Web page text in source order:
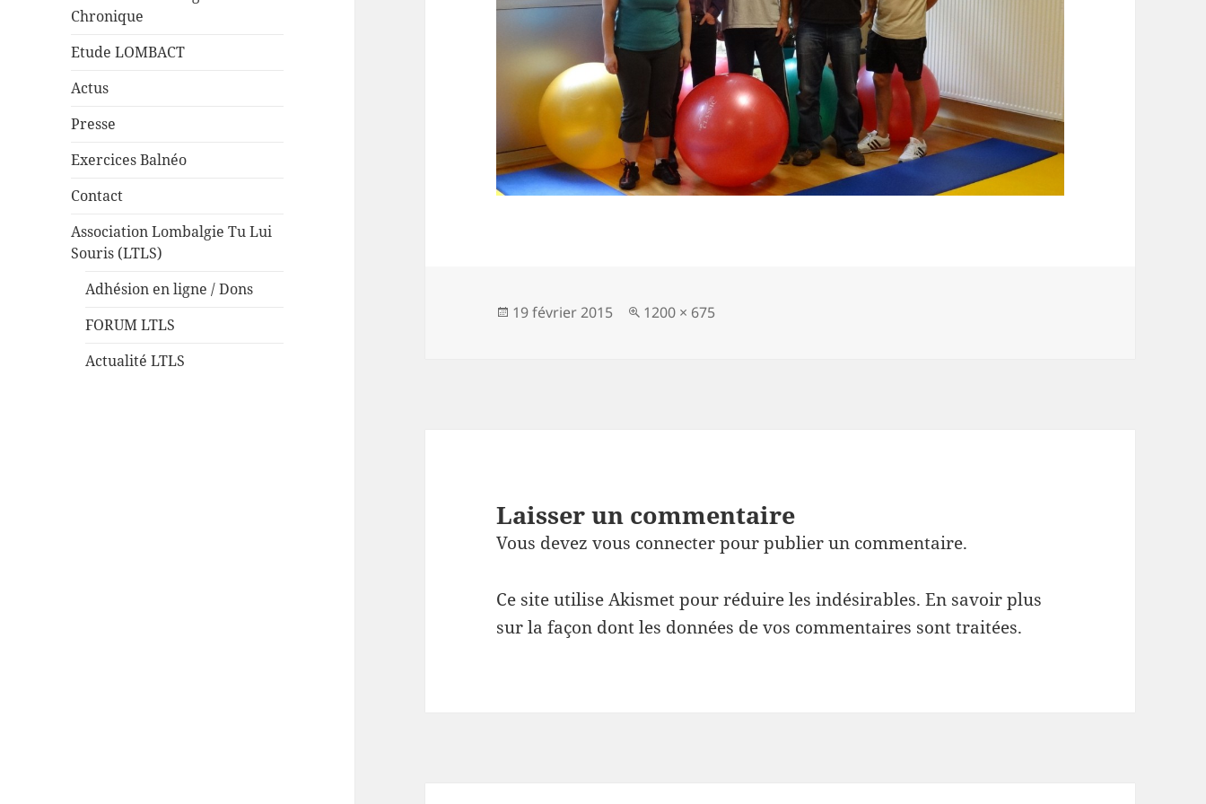
Chronique
Etude LOMBACT
Actus
Presse
Exercices Balnéo
Contact
Association Lombalgie Tu Lui
Souris (LTLS)
Adhésion en ligne / Dons
FORUM LTLS
Actualité LTLS
Publié
19 février 2015
Taille
1200 × 675
Laisser un commentaire
Vous devezvous connecterpour publier un commentaire.
Ce site utilise Akismet pour réduire les indésirables.En savoir plus
sur la façon dont les données de vos commentaires sont traitées.